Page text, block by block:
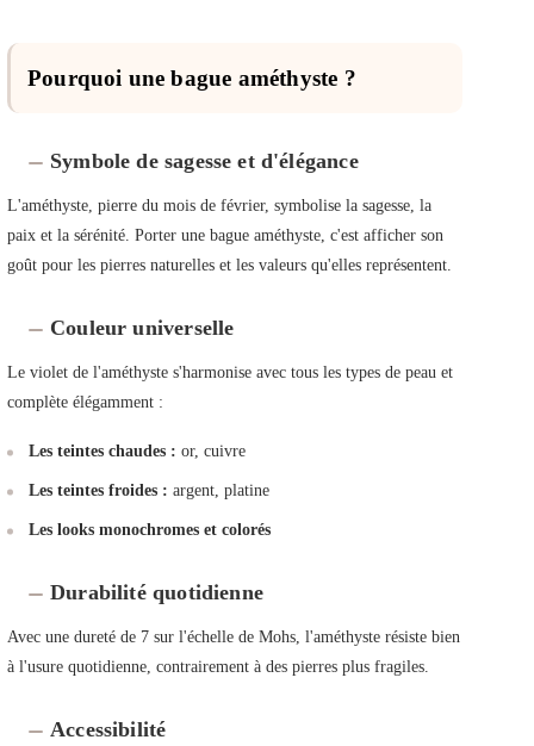
choisies
du
Pourquoi une bague améthyste ?
Symbole de sagesse et d'élégance
L'améthyste, pierre du mois de février, symbolise la sagesse, la
paix et la sérénité. Porter une bague améthyste, c'est afficher son
goût pour les pierres naturelles et les valeurs qu'elles représentent.
Couleur universelle
Le violet de l'améthyste s'harmonise avec tous les types de peau et
complète élégamment :
Les teintes chaudes : or, cuivre
Les teintes froides : argent, platine
Les looks monochromes et colorés
Durabilité quotidienne
Avec une dureté de 7 sur l'échelle de Mohs, l'améthyste résiste bien
à l'usure quotidienne, contrairement à des pierres plus fragiles.
Accessibilité